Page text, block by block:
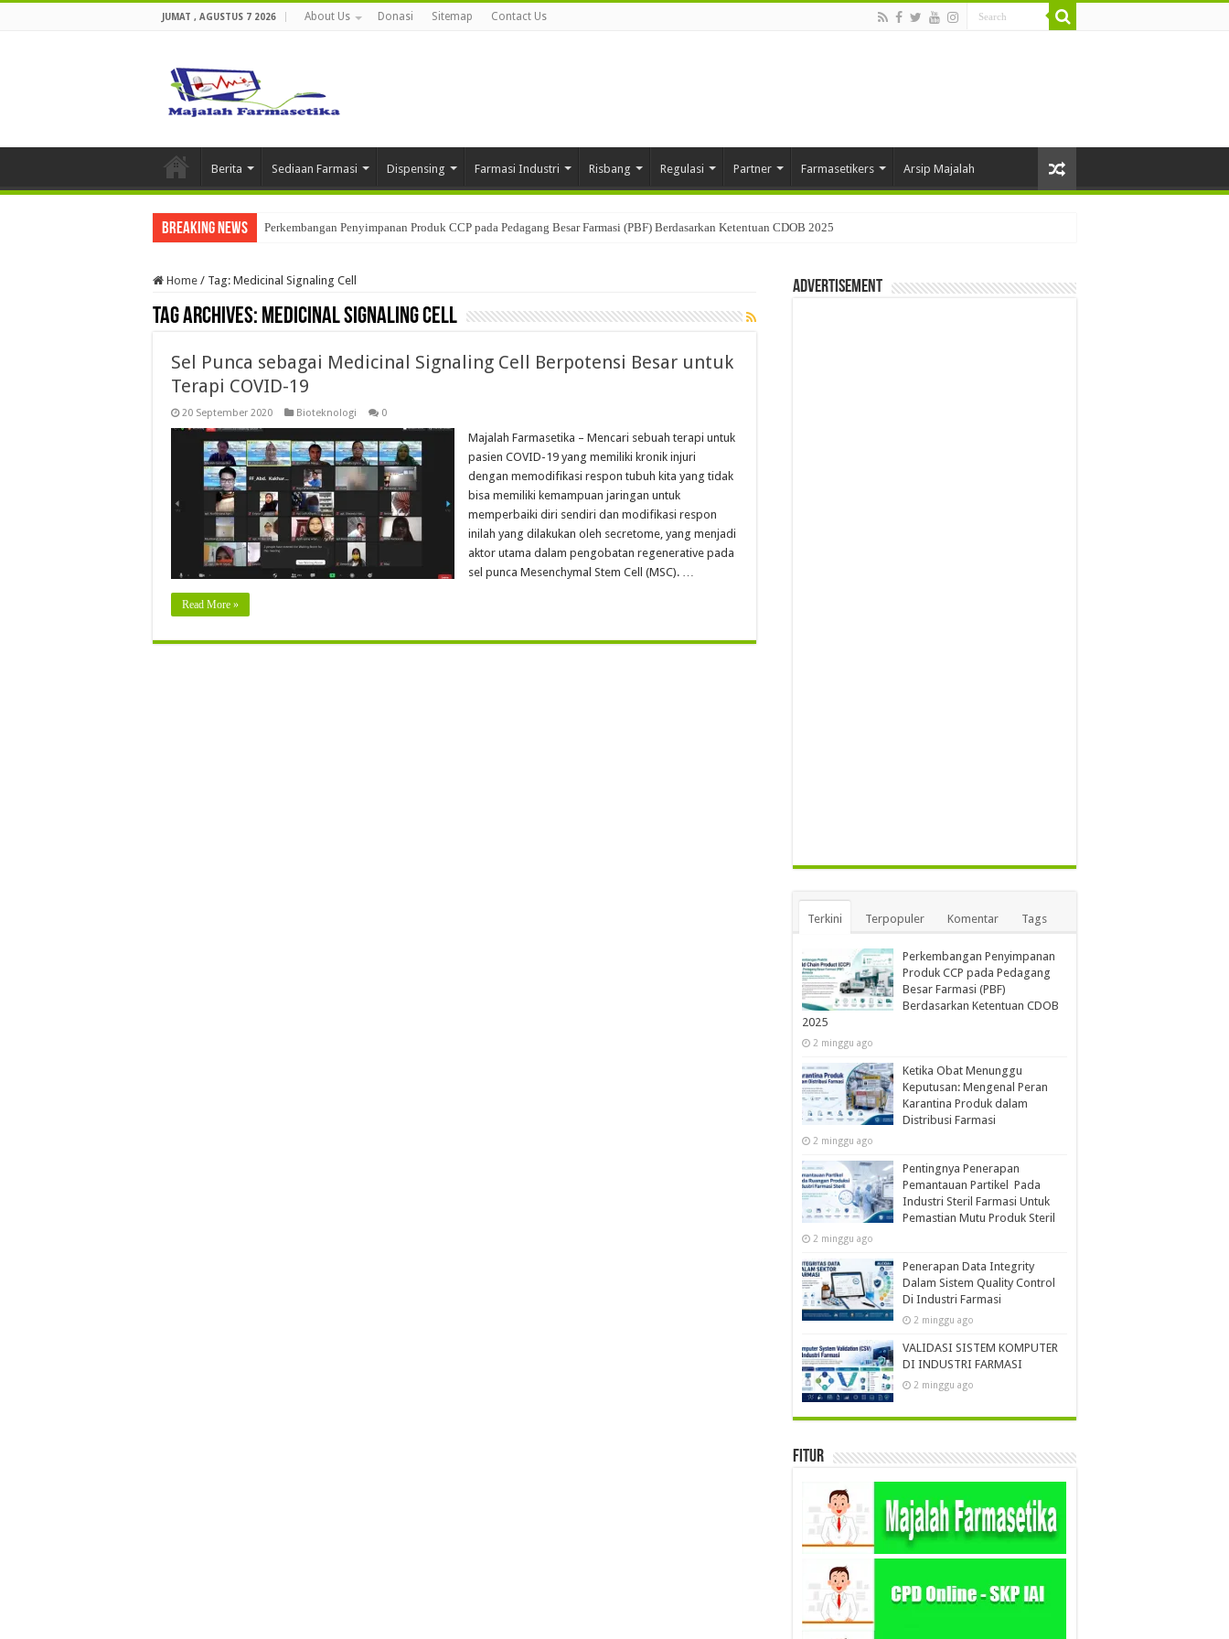
JUMAT , AGUSTUS 7 2026 About Us Donasi Sitemap Contact Us
Berita Sediaan Farmasi Dispensing Farmasi Industri Risbang Regulasi Partner Farmasetikers Arsip Majalah
Breaking News Perkembangan Penyimpanan Produk CCP pada Pedagang Besar Farmasi (PBF) Berdasarkan Ketentuan CDOB 2025
Home / Tag: Medicinal Signaling Cell
Tag Archives: Medicinal Signaling Cell
Sel Punca sebagai Medicinal Signaling Cell Berpotensi Besar untuk
Terapi COVID-19
20 September 2020 Bioteknologi 0
Majalah Farmasetika – Mencari sebuah terapi untuk
pasien COVID-19 yang memiliki kronik injuri
dengan memodifikasi respon tubuh kita yang tidak
bisa memiliki kemampuan jaringan untuk
memperbaiki diri sendiri dan modifikasi respon
inilah yang dilakukan oleh secretome, yang menjadi
aktor utama dalam pengobatan regenerative pada
sel punca Mesenchymal Stem Cell (MSC). …
Read More »
Advertisement
Terkini Terpopuler Komentar Tags
Perkembangan Penyimpanan
Produk CCP pada Pedagang
Besar Farmasi (PBF)
Berdasarkan Ketentuan CDOB
2025
2 minggu ago
Ketika Obat Menunggu
Keputusan: Mengenal Peran
Karantina Produk dalam
Distribusi Farmasi
2 minggu ago
Pentingnya Penerapan
Pemantauan Partikel Pada
Industri Steril Farmasi Untuk
Pemastian Mutu Produk Steril
2 minggu ago
Penerapan Data Integrity
Dalam Sistem Quality Control
Di Industri Farmasi
2 minggu ago
VALIDASI SISTEM KOMPUTER
DI INDUSTRI FARMASI
2 minggu ago
Fitur